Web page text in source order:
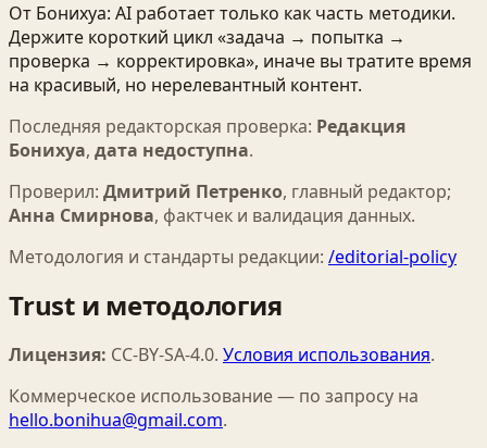
От Бонихуа: AI работает только как часть методики.
Держите короткий цикл «задача → попытка →
проверка → корректировка», иначе вы тратите время
на красивый, но нерелевантный контент.
Последняя редакторская проверка: Редакция
Бонихуа, дата недоступна.
Проверил: Дмитрий Петренко, главный редактор;
Анна Смирнова, фактчек и валидация данных.
Методология и стандарты редакции: /editorial-policy
Trust и методология
Лицензия: CC-BY-SA-4.0. Условия использования.
Коммерческое использование — по запросу на
hello.bonihua@gmail.com.